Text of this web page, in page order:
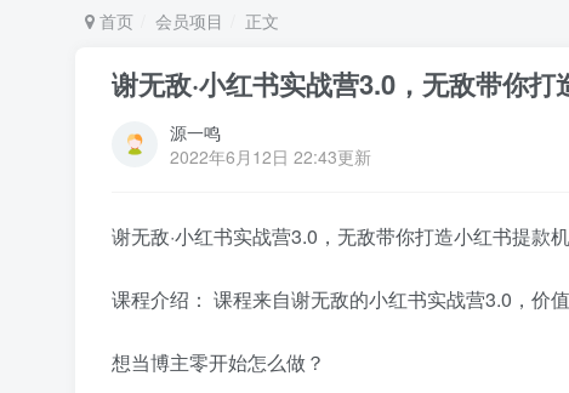
首页 会员项目 正文
谢无敌·小红书实战营3.0，无敌带你
源一鸣
2022年6月12日 22:43更新
谢无敌·小红书实战营3.0，无敌带你打造小红书提款
课程介绍： 课程来自谢无敌的小红书实战营3.0，价值
想当博主零开始怎么做？